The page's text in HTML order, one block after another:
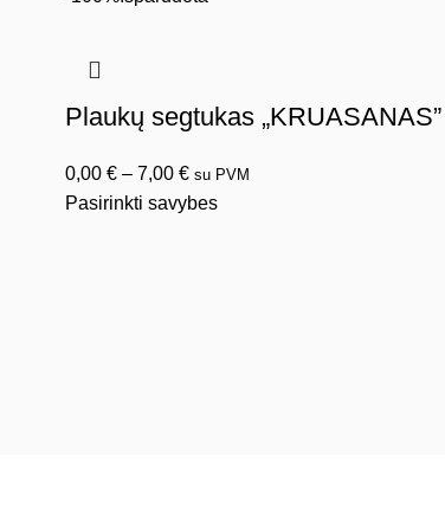
Plaukų segtukas „KRUASANAS”
0,00 € – 7,00 € su PVM
Pasirinkti savybes